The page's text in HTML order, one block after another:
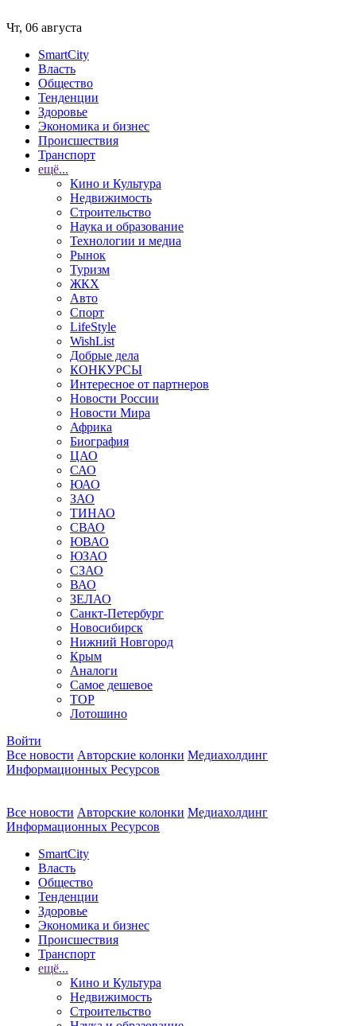
Чт, 06 августа
SmartCity
Власть
Общество
Тенденции
Здоровье
Экономика и бизнес
Происшествия
Транспорт
ещё...
Кино и Культура
Недвижимость
Строительство
Наука и образование
Технологии и медиа
Рынок
Туризм
ЖКХ
Авто
Спорт
LifeStyle
WishList
Добрые дела
КОНКУРСЫ
Интересное от партнеров
Новости России
Новости Мира
Африка
Биография
ЦАО
САО
ЮАО
ЗАО
ТИНАО
СВАО
ЮВАО
ЮЗАО
СЗАО
ВАО
ЗЕЛАО
Санкт-Петербург
Новосибирск
Нижний Новгород
Крым
Аналоги
Самое дешевое
TOP
Лотошино
Войти
Все новости Авторские колонки Медиахолдинг
Информационных Ресурсов
Все новости Авторские колонки Медиахолдинг
Информационных Ресурсов
SmartCity
Власть
Общество
Тенденции
Здоровье
Экономика и бизнес
Происшествия
Транспорт
ещё...
Кино и Культура
Недвижимость
Строительство